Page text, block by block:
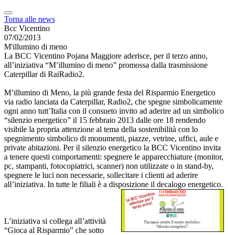
Torna alle news
Bcc Vicentino
07/02/2013
M'illumino di meno
La BCC Vicentino Pojana Maggiore aderisce, per il terzo anno,
all’iniziativa “M’illumino di meno” promossa dalla trasmissione
Caterpillar di RaiRadio2.
M’illumino di Meno, la più grande festa del Risparmio Energetico
via radio lanciata da Caterpillar, Radio2, che spegne simbolicamente
ogni anno tutt’Italia con il consueto invito ad aderire ad un simbolico
“silenzio energetico” il 15 febbraio 2013 dalle ore 18 rendendo
visibile la propria attenzione al tema della sostenibilità con lo
spegnimento simbolico di monumenti, piazze, vetrine, uffici, aule e
private abitazioni. Per il silenzio energetico la BCC Vicentino invita
a tenere questi comportamenti: spegnere le apparecchiature (monitor,
pc, stampanti, fotocopiatrici, scanner) non utilizzate o in stand-by,
spegnere le luci non necessarie, sollecitare i clienti ad aderire
all’iniziativa. In tutte le filiali è a disposizione il decalogo energetico.
L’iniziativa si collega all’attività
“Gioca al Risparmio” che sotto